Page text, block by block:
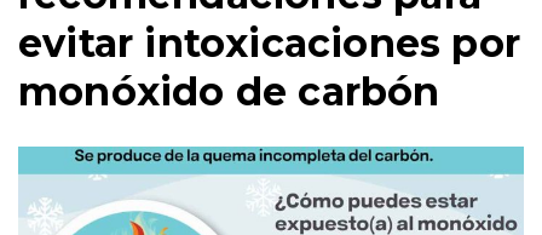
evitar intoxicaciones por
monóxido de carbón